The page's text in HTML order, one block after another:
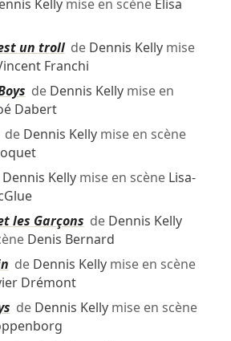
Kellymise en scène Élisa
un trollde Dennis Kellymise
Franchi
de Dennis Kellymise en
Dabert
de Dennis Kellymise en scène
Dennis Kellymise en scène Lisa-
les Garçons de Dennis Kelly
Denis Bernard
de Dennis Kellymise en scène
Drémont
de Dennis Kellymise en scène